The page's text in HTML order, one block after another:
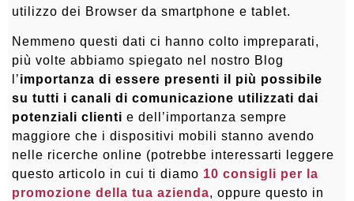
utilizzo dei Browser da smartphone e tablet.
Nemmeno questi dati ci hanno colto impreparati,
più volte abbiamo spiegato nel nostro Blog
l’importanza di essere presenti il più possibile
su tutti i canali di comunicazione utilizzati dai
potenziali clienti e dell’importanza sempre
maggiore che i dispositivi mobili stanno avendo
nelle ricerche online (potrebbe interessarti leggere
questo articolo in cui ti diamo 10 consigli per la
promozione della tua azienda, oppure questo in